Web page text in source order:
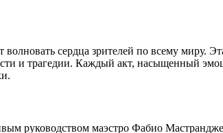
сердца зрителей по всему миру.
и трагедии. Каждый акт, насыщенный
руководством маэстро Фабио